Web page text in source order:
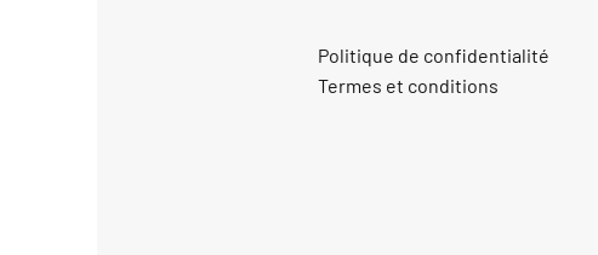
Politique de confidentialité
Termes et conditions